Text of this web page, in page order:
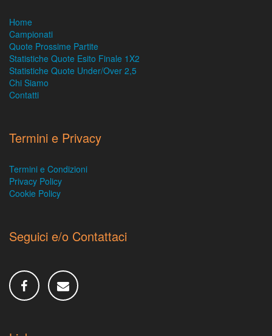
Home
Campionati
Quote Prossime Partite
Statistiche Quote Esito Finale 1X2
Statistiche Quote Under/Over 2,5
Chi Siamo
Contatti
Termini e Privacy
Termini e Condizioni
Privacy Policy
Cookie Policy
Seguici e/o Contattaci